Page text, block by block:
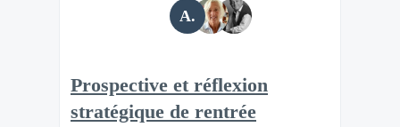
A.
Prospective et réflexion
stratégique de rentrée